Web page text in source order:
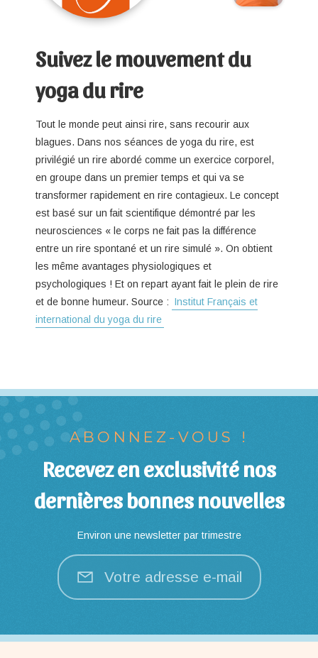
Suivez le mouvement du
yoga du rire
Tout le monde peut ainsi rire, sans recourir aux
blagues. Dans nos séances de yoga du rire, est
privilégié un rire abordé comme un exercice corporel,
en groupe dans un premier temps et qui va se
transformer rapidement en rire contagieux. Le concept
est basé sur un fait scientifique démontré par les
neurosciences « le corps ne fait pas la différence
entre un rire spontané et un rire simulé ». On obtient
les même avantages physiologiques et
psychologiques ! Et on repart ayant fait le plein de rire
et de bonne humeur. Source : Institut Français et
international du yoga du rire
ABONNEZ-VOUS !
Recevez en exclusivité nos
dernières bonnes nouvelles
Environ une newsletter par trimestre
Votre adresse e-mail